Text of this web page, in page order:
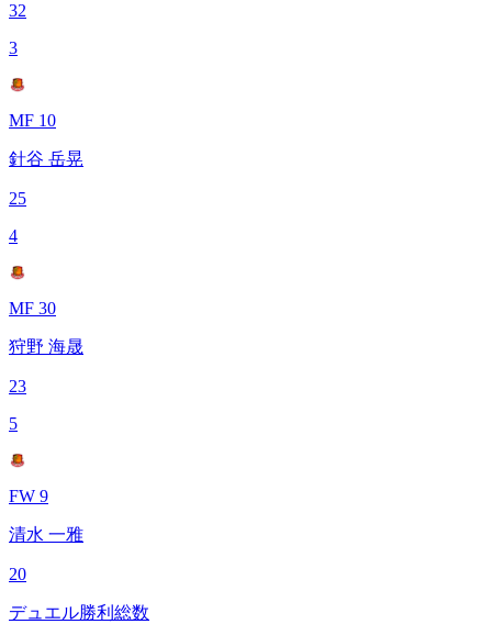
32
3
MF 10
針谷 岳晃
25
4
MF 30
狩野 海晟
23
5
FW 9
清水 一雅
20
デュエル勝利総数